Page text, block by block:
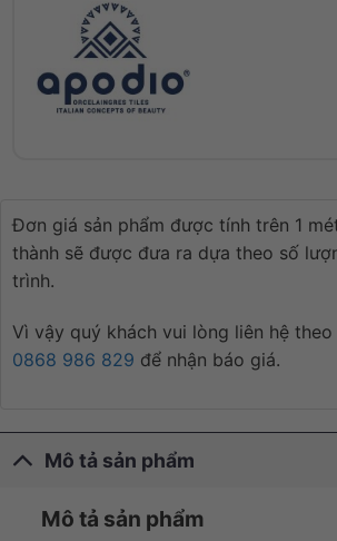
Đơn giá sản phẩm được tính trên 1
thành sẽ được đưa ra dựa theo số
trình.
Vì vậy quý khách vui lòng liên hệ
0868 986 829 để nhận báo giá.
Mô tả sản phẩm
Mô tả sản phẩm